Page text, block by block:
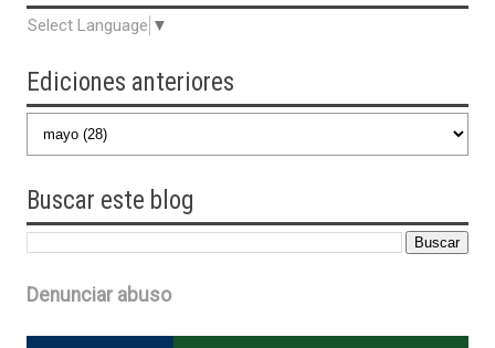
Select Language ▼
Ediciones anteriores
Buscar este blog
Denunciar abuso